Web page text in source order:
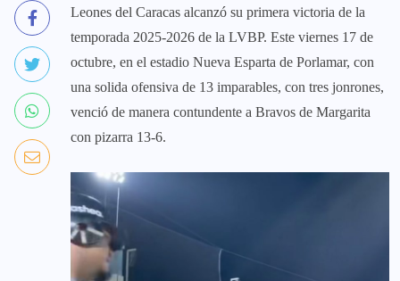
Leones del Caracas alcanzó su primera victoria de la
temporada 2025-2026 de la LVBP. Este viernes 17 de
octubre, en el estadio Nueva Esparta de Porlamar, con
una solida ofensiva de 13 imparables, con tres jonrones,
venció de manera contundente a Bravos de Margarita
con pizarra 13-6.